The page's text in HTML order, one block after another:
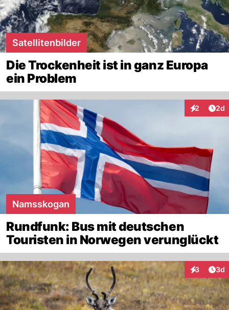
Satellitenbilder
Die Trockenheit ist in ganz Europa
ein Problem
2 2d
Namsskogan
Rundfunk: Bus mit deutschen
Touristen in Norwegen verunglückt
3 3d